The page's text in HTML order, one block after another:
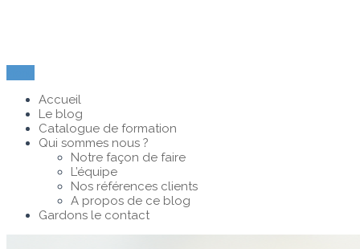
Accueil
Le blog
Catalogue de formation
Qui sommes nous ?
Notre façon de faire
L’équipe
Nos références clients
A propos de ce blog
Gardons le contact